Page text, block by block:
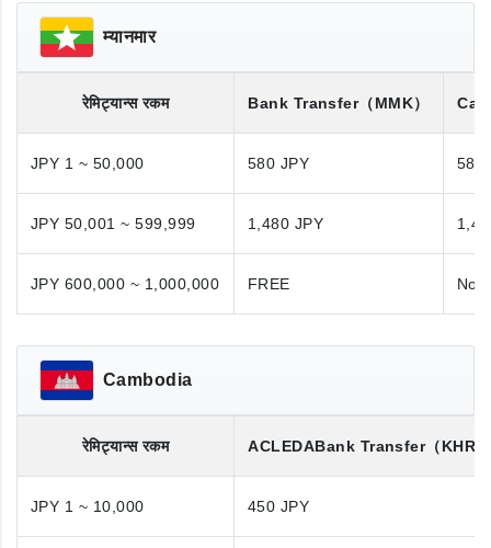
म्यानमार
रेमिट्यान्स रकम Bank Transfer（MMK）
JPY 1 ~ 50,000 580 JPY 580
JPY 50,001 ~ 599,999 1,480 JPY
JPY 600,000 ~ 1,000,000 FREE Not
Cambodia
रेमिट्यान्स रकम ACLEDABank Transfer（KHR/
JPY 1 ~ 10,000 450 JPY